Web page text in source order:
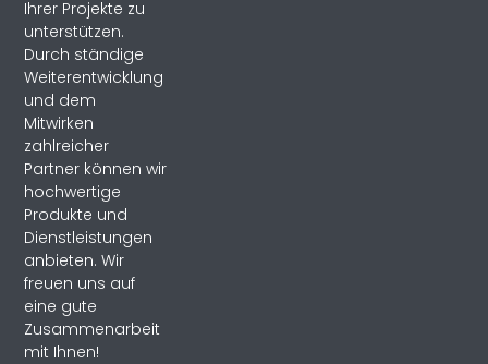
Ihrer Projekte zu
unterstützen.
Durch ständige
Weiterentwicklung
und dem
Mitwirken
zahlreicher
Partner können wir
hochwertige
Produkte und
Dienstleistungen
anbieten. Wir
freuen uns auf
eine gute
Zusammenarbeit
mit Ihnen!